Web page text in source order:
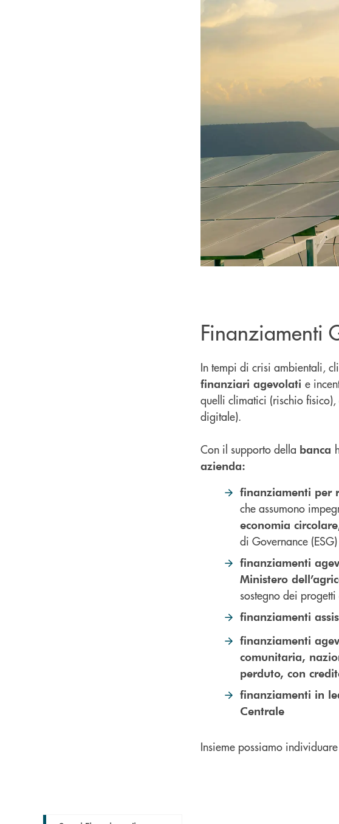
Finanziamenti
In tempi di crisi ambientali,
finanziari agevolati e
quelli climatici (rischio
digitale).
Con il supporto della banca
azienda:
finanziamenti per
che assumono
economia
di Governance (ESG)
finanziamenti
Ministero
sostegno dei
finanziamenti
finanziamenti
comunitaria,
perduto, con
finanziamenti in
Centrale
Insieme possiamo